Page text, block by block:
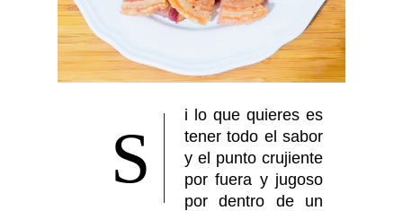
S
i lo que quieres es
tener todo el sabor
y el punto crujiente
por fuera y jugoso
por dentro de un